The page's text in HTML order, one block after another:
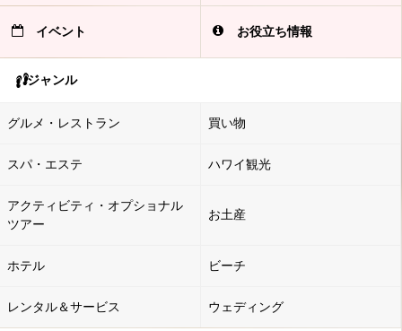
イベント お役立ち情報
ジャンル
グルメ・レストラン 買い物
スパ・エステ ハワイ観光
アクティビティ・オプショナル
ツアー
お土産
ホテル ビーチ
レンタル＆サービス ウェディング